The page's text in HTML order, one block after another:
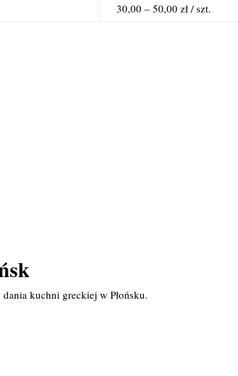
30,00 – 50,00 zł / szt.
kuchni greckiej w Płońsku.